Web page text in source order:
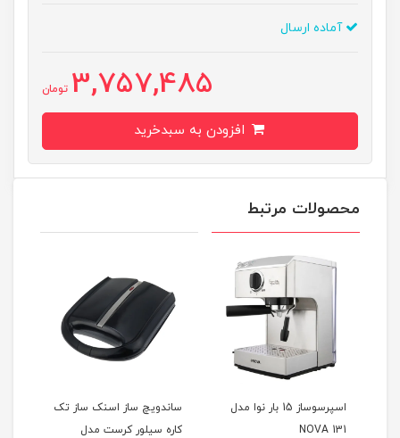
آماده ارسال
3,757,485 تومان
محصولات مرتبط
ساندویچ ساز اسنک ساز تک
کاره سیلور کرست مدل
ساندویچ ساز دو کاره سیلور
کرست مدل Sc1200